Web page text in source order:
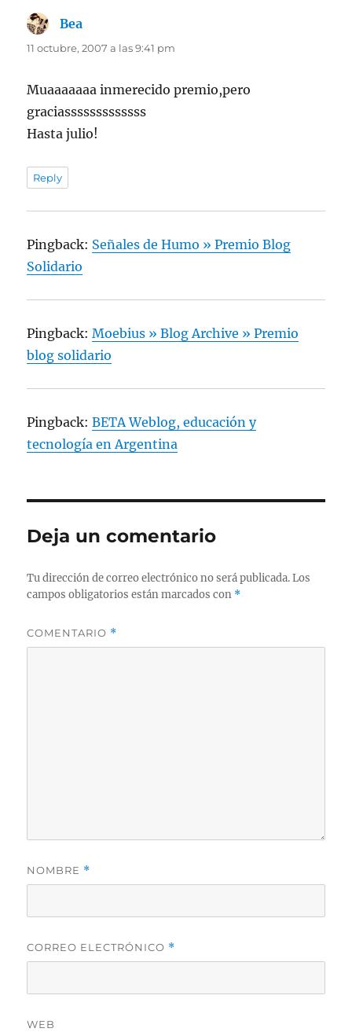
Bea
11 octubre, 2007 a las 9:41 pm
Muaaaaaaa inmerecido premio,pero
graciasssssssssssss
Hasta julio!
Reply
Pingback: Señales de Humo » Premio Blog
Solidario
Pingback:Moebius » Blog Archive » Premio
blog solidario
Pingback:BETA Weblog, educación y
tecnología en Argentina
Deja un comentario
Tu dirección de correo electrónico no será publicada. Los
campos obligatorios están marcados con *
COMENTARIO *
NOMBRE *
CORREO ELECTRÓNICO *
WEB